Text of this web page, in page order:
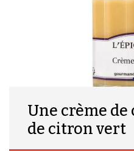
Une crème de
de citron vert